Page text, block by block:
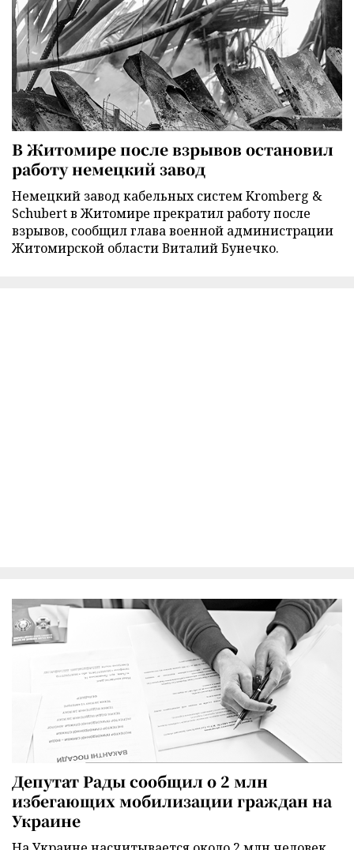
В Житомире после взрывов остановил
работу немецкий завод
Немецкий завод кабельных систем Kromberg &
Schubert в Житомире прекратил работу после
взрывов, сообщил глава военной администрации
Житомирской области Виталий Бунечко.
Депутат Рады сообщил о 2 млн
избегающих мобилизации граждан на
Украине